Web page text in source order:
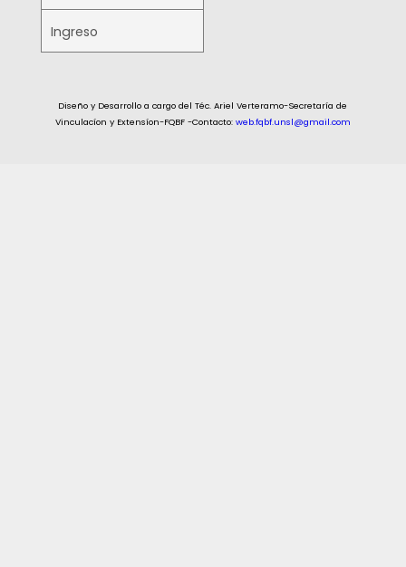
Ingreso
Diseño y Desarrollo a cargo del Téc. Ariel Verteramo-Secretaría de
Vinculacíon y Extensíon-FQBF -Contacto: web.fqbf.unsl@gmail.com